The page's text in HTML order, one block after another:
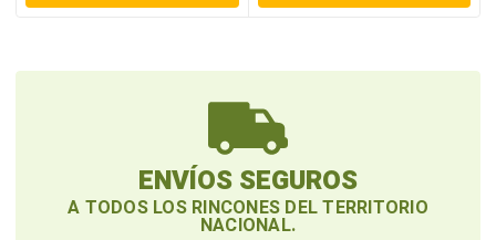
ENVÍOS SEGUROS
A TODOS LOS RINCONES DEL TERRITORIO
NACIONAL.